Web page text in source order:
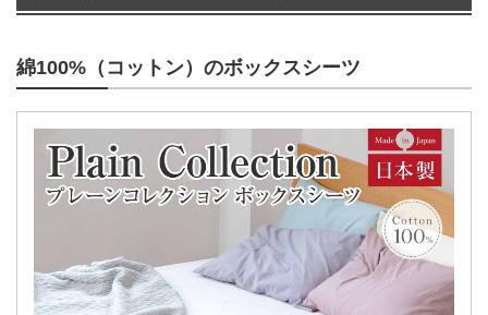
綿100%（コットン）のボックスシーツ